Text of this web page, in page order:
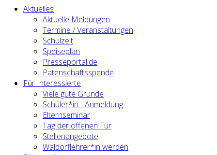
Aktuelles
Aktuelle Meldungen
Termine / Veranstaltungen
Schulzeit
Speiseplan
Presseportal.de
Patenschaftsspende
Für Interessierte
Viele gute Gründe
Schüler*in - Anmeldung
Elternseminar
Tag der offenen Tür
Stellenangebote
Waldorflehrer*in werden